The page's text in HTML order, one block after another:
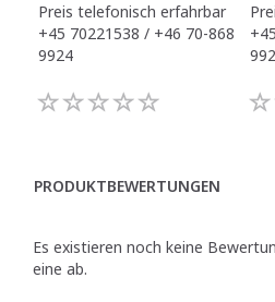
Preis telefonisch erfahrbar
+45 70221538 / +46 70-868
9924
PRODUKTBEWERTUNGEN
Es existieren noch keine
eine ab.